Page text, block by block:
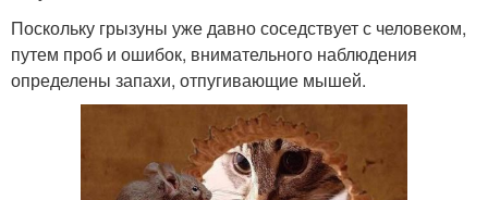
Поскольку грызуны уже давно соседствует с человеком,
путем проб и ошибок, внимательного наблюдения
определены запахи, отпугивающие мышей.